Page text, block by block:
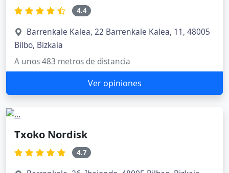
4.4
Barrenkale Kalea, 22 Barrenkale Kalea, 11, 48005
Bilbo, Bizkaia
A unos 483 metros de distancia
Ver opiniones
Txoko Nordisk
4.7